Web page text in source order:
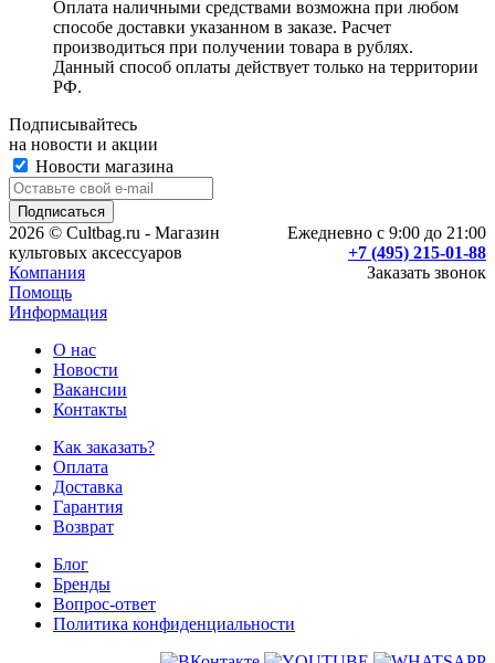
Оплата наличными средствами возможна при любом
способе доставки указанном в заказе. Расчет
производиться при получении товара в рублях.
Данный способ оплаты действует только на территории
РФ.
Подписывайтесь
на новости и акции
Новости магазина
Ежедневно с 9:00 до 21:00
+7 (495) 215-01-88
Заказать звонок
2026 © Cultbag.ru - Магазин
культовых аксессуаров
Компания
Помощь
Информация
О нас
Новости
Вакансии
Контакты
Как заказать?
Оплата
Доставка
Гарантия
Возврат
Блог
Бренды
Вопрос-ответ
Политика конфиденциальности